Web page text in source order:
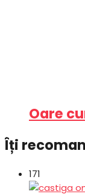
Oare
Îți
171